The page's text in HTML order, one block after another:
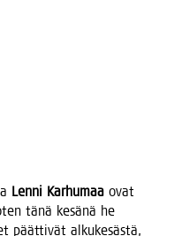
Len­ni Kar­hu­maa ovat
tänä kesä­nä he
päät­ti­vät alku­ke­säs­tä,